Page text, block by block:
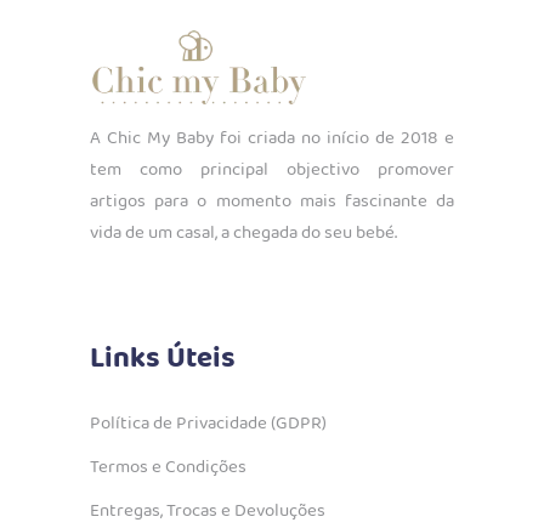
A Chic My Baby foi criada no início de 2018 e
tem como principal objectivo promover
artigos para o momento mais fascinante da
vida de um casal, a chegada do seu bebé.
Links Úteis
Política de Privacidade (GDPR)
Termos e Condições
Entregas, Trocas e Devoluções